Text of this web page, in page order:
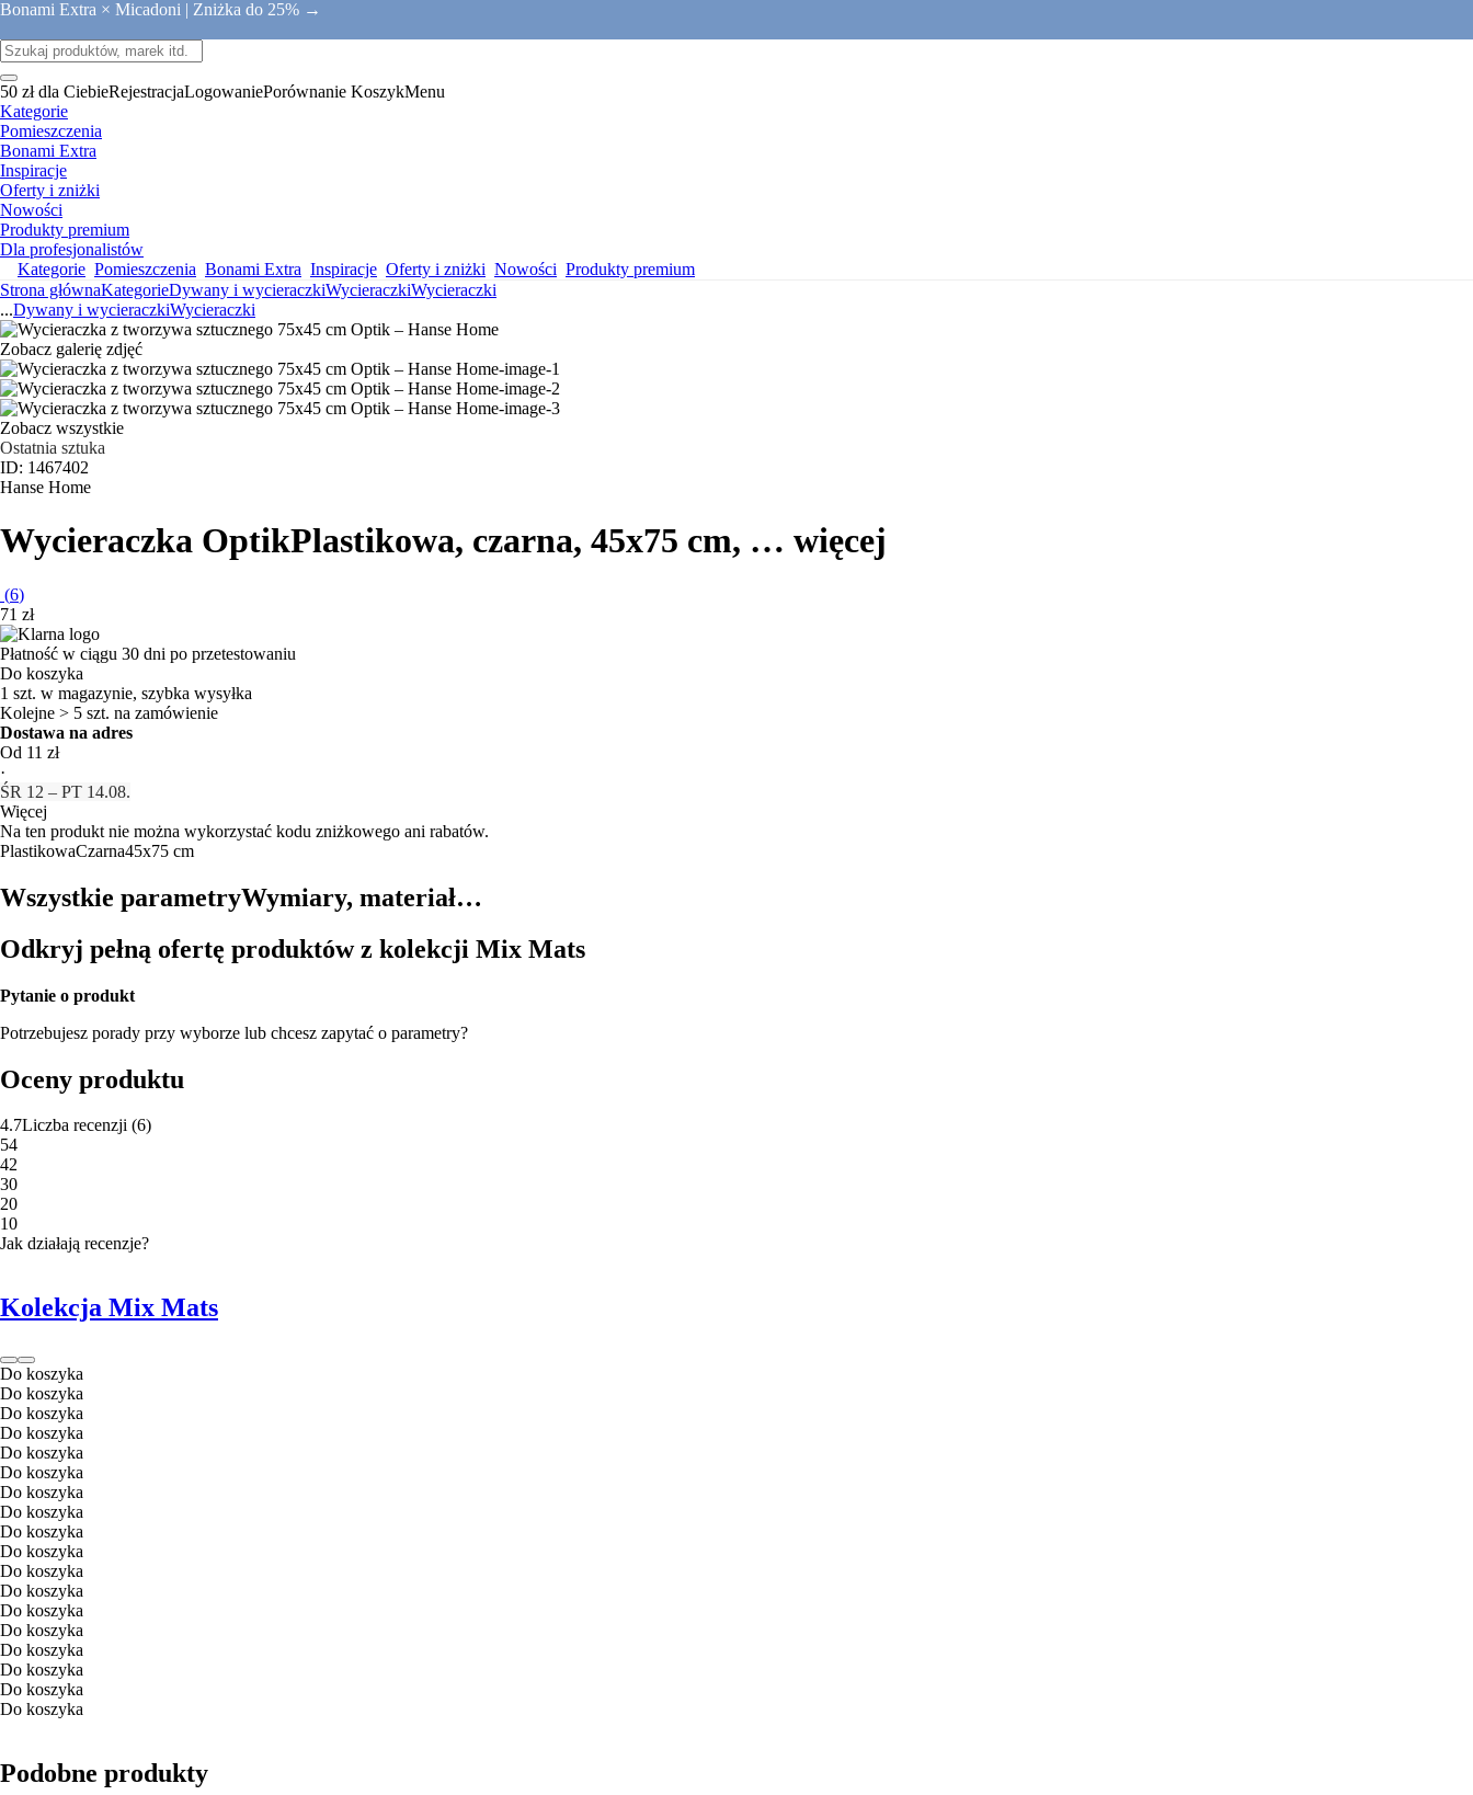
Bonami Extra × Micadoni | Zniżka do 25% →
50 zł dla CiebieRejestracjaLogowaniePorównanie KoszykMenu
Kategorie
Pomieszczenia
Bonami Extra
Inspiracje
Oferty i zniżki
Nowości
Produkty premium
Dla profesjonalistów
Kategorie Pomieszczenia Bonami Extra Inspiracje Oferty i zniżki Nowości Produkty premium
Strona głównaKategorieDywany i wycieraczkiWycieraczkiWycieraczki
...Dywany i wycieraczkiWycieraczki
Zobacz galerię zdjęć
Zobacz wszystkie
Ostatnia sztuka
ID: 1467402
Hanse Home
Wycieraczka OptikPlastikowa, czarna, 45x75 cm, … więcej
(6)
71 zł
Płatność w ciągu 30 dni po przetestowaniu
Do koszyka
1 szt. w magazynie, szybka wysyłka
Kolejne > 5 szt. na zamówienie
Dostawa na adres
Od 11 zł
·
ŚR 12 – PT 14.08.
Więcej
Na ten produkt nie można wykorzystać kodu zniżkowego ani rabatów.
PlastikowaCzarna45x75 cm
Wszystkie parametryWymiary, materiał…
Odkryj pełną ofertę produktów z kolekcji Mix Mats
Pytanie o produkt
Potrzebujesz porady przy wyborze lub chcesz zapytać o parametry?
Oceny produktu
4.7Liczba recenzji (6)
54
42
30
20
10
Jak działają recenzje?
Kolekcja Mix Mats
Do koszyka
Do koszyka
Do koszyka
Do koszyka
Do koszyka
Do koszyka
Do koszyka
Do koszyka
Do koszyka
Do koszyka
Do koszyka
Do koszyka
Do koszyka
Do koszyka
Do koszyka
Do koszyka
Do koszyka
Do koszyka
Podobne produkty